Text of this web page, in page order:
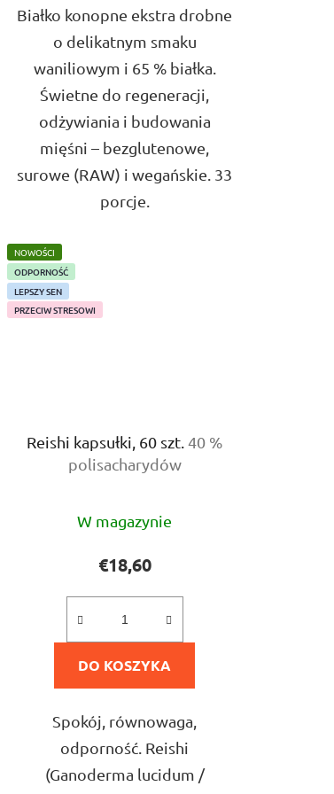
Białko konopne ekstra drobne
o delikatnym smaku
waniliowym i 65 % białka.
Świetne do regeneracji,
odżywiania i budowania
mięśni – bezglutenowe,
surowe (RAW) i wegańskie. 33
porcje.
NOWOŚCI
ODPORNOŚĆ
LEPSZY SEN
PRZECIW STRESOWI
Reishi kapsułki, 60 szt.40 %
polisacharydów
ocena
produktu
5,0
na
5
gwiazdek.
W magazynie
€18,60
DO KOSZYKA
Spokój, równowaga,
odporność. Reishi
(Ganoderma lucidum /